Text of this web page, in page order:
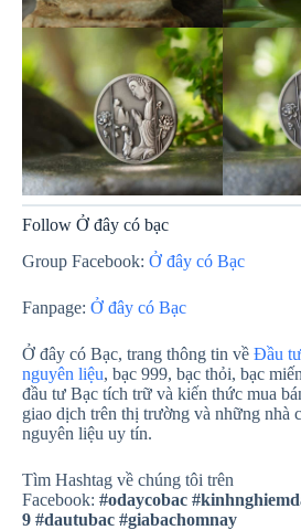
Follow Ở đây có bạc
Group Facebook: Ở đây có Bạc
Fanpage: Ở đây có Bạc
Ở đây có Bạc, trang thông tin về Đầu
nguyên liệu, bạc 999, bạc thỏi, bạc
đầu tư Bạc tích trữ và kiến thức mua
giao dịch trên thị trường và những nhà
nguyên liệu uy tín.
Tìm Hashtag về chúng tôi trên
Facebook: #odaycobac
9 #dautubac #giabachomnay